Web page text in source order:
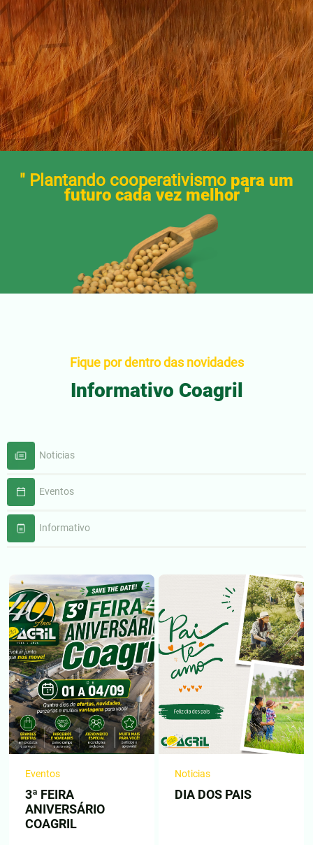
" Plantando cooperativismo para um
futuro cada vez melhor"
Fique por dentro das novidades
Informativo Coagril
Noticias
Eventos
Informativo
Eventos
3ª FEIRA
ANIVERSÁRIO
COAGRIL
Noticias
DIA DOS PAIS